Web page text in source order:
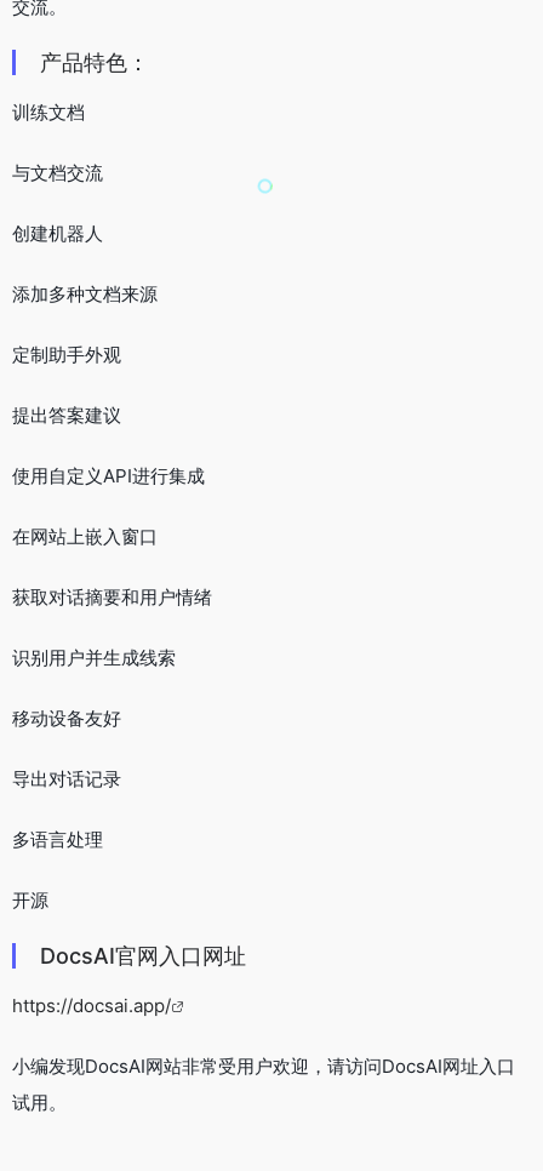
交流。
产品特色：
训练文档
与文档交流
创建机器人
添加多种文档来源
定制助手外观
提出答案建议
使用自定义API进行集成
在网站上嵌入窗口
获取对话摘要和用户情绪
识别用户并生成线索
移动设备友好
导出对话记录
多语言处理
开源
DocsAI官网入口网址
https://docsai.app/
小编发现DocsAI网站非常受用户欢迎，请访问DocsAI网址入口
试用。